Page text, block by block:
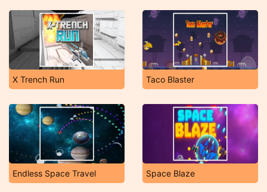
X Trench Run Taco Blaster
Endless Space Travel Space Blaze